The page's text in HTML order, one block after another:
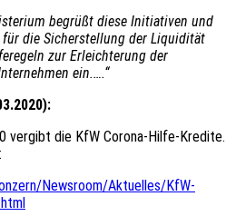
begrüßt diese Initiativen und
die Sicherstellung der Liquidität
zur Erleichterung der
ein.….“
vergibt die KfW Corona-Hilfe-Kredite.
Newsroom/Aktuelles/KfW-